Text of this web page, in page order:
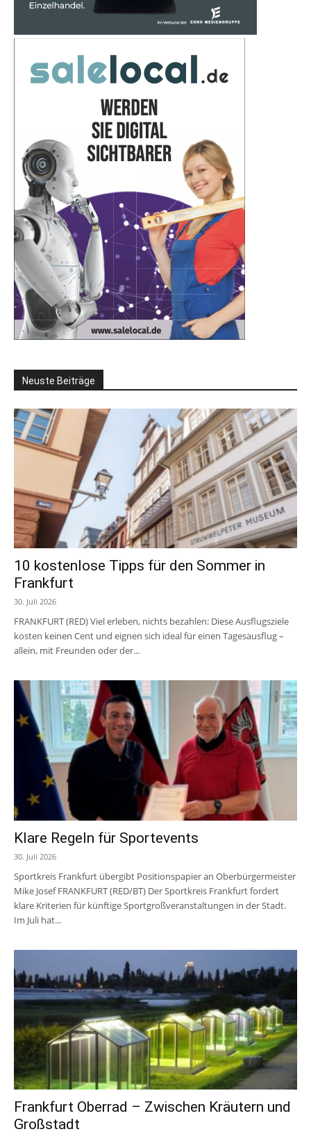
Neuste Beiträge
10 kostenlose Tipps für den Sommer in
Frankfurt
30. Juli 2026
FRANKFURT (RED) Viel erleben, nichts bezahlen: Diese Ausflugsziele
kosten keinen Cent und eignen sich ideal für einen Tagesausflug –
allein, mit Freunden oder der...
Klare Regeln für Sportevents
30. Juli 2026
Sportkreis Frankfurt übergibt Positionspapier an Oberbürgermeister
Mike Josef FRANKFURT (RED/BT) Der Sportkreis Frankfurt fordert
klare Kriterien für künftige Sportgroßveranstaltungen in der Stadt.
Im Juli hat...
Frankfurt Oberrad – Zwischen Kräutern und
Großstadt